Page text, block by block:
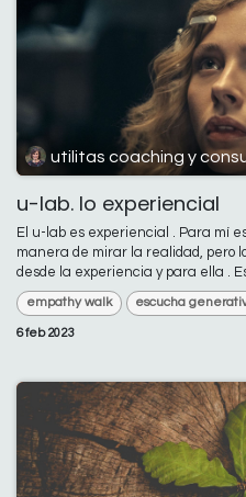
utilitas coaching y
u-lab. lo experiencial
El u-lab es experiencial . Para mí
manera de mirar la realidad, pero
desde la experiencia y para ella .
empathy walk escucha
6 feb 2023